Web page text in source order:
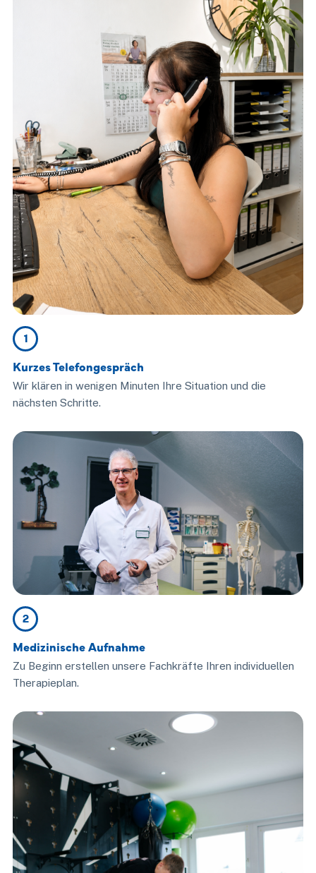
1
Kurzes Telefongespräch
Wir klären in wenigen Minuten Ihre Situation und die
nächsten Schritte.
2
Medizinische Aufnahme
Zu Beginn erstellen unsere Fachkräfte Ihren individuellen
Therapieplan.